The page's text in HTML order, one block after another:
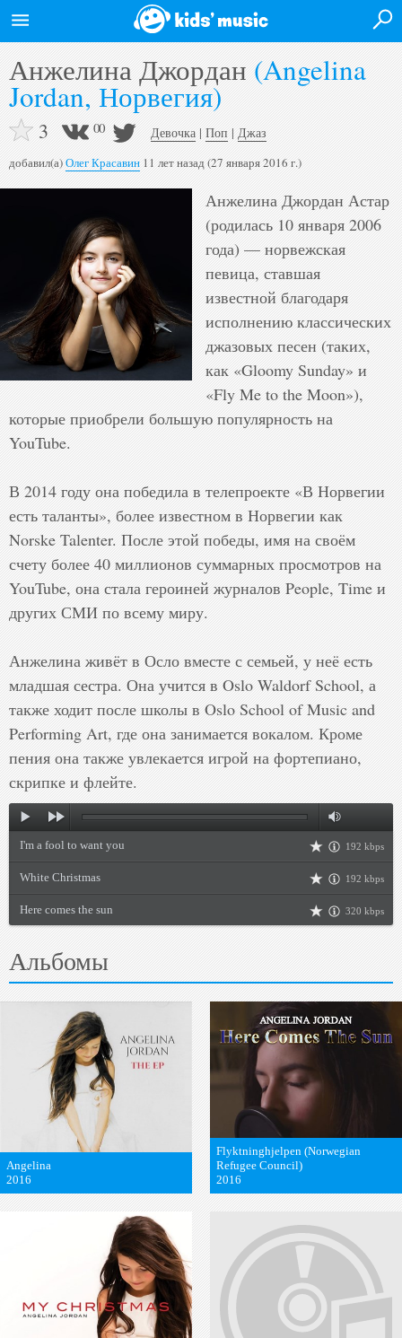
Войти на сайт
Главная
Новости
Афиша
Альбомы
Форум
Полная версия
Анжелина Джордан (Angelina
Jordan, Норвегия)
3 00 Девочка | Поп | Джаз
добавил(а)Олег Красавин 11 лет назад (27 января 2016 г.)
Анжелина Джордан Астар
(родилась 10 января 2006
года) — норвежская
певица, ставшая
известной благодаря
исполнению классических
джазовых песен (таких,
как «Gloomy Sunday» и
«Fly Me to the Moon»),
которые приобрели большую популярность на
YouTube.
В 2014 году она победила в телепроекте «В Норвегии
есть таланты», более известном в Норвегии как
Norske Talenter. После этой победы, имя на своём
счету более 40 миллионов суммарных просмотров на
YouTube, она стала героиней журналов People, Time и
других СМИ по всему миру.
Анжелина живёт в Осло вместе с семьей, у неё есть
младшая сестра. Она учится в Oslo Waldorf School, а
также ходит после школы в Oslo School of Music and
Performing Art, где она занимается вокалом. Кроме
пения она также увлекается игрой на фортепиано,
скрипке и флейте.
192 kbps
I'm a fool to want you
192 kbps
White Christmas
320 kbps
Here comes the sun
Альбомы
Angelina
2016
Flyktninghjelpen (Norwegian
Refugee Council)
2016